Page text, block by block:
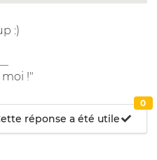
:)
!"
réponse a été utile
0